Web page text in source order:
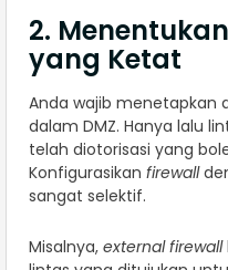
2.
yang Ketat
Anda wajib menetapkan
dalam DMZ. Hanya lalu
telah diotorisasi yang
Konfigurasikan firewall
sangat selektif.
Misalnya, external firewall